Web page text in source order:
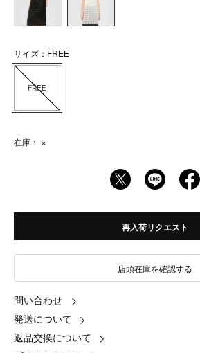
サイズ：FREE
FREE
在庫： ×
再入荷リクエスト
店頭在庫を確認する
問い合わせ
発送について
返品交換について